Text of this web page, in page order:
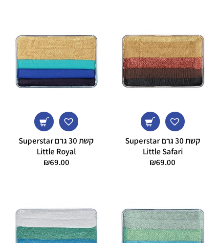
קשת 30 גרם Superstar
Little Safari
₪69.00
קשת 30 גרם Superstar
Little Royal
₪69.00